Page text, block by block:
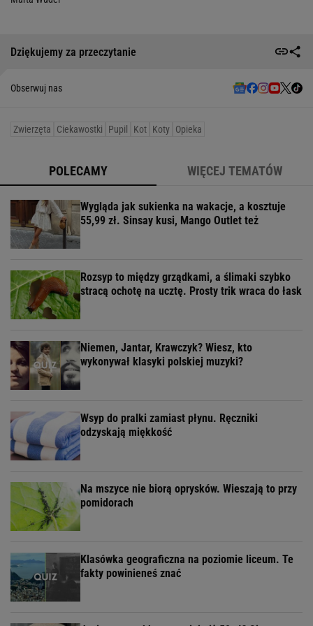
Dziękujemy za przeczytanie
Obserwuj nas
Zwierzęta Ciekawostki Pupil Kot Koty Opieka
POLECAMY WIĘCEJ TEMATÓW
Wygląda jak sukienka na wakacje, a kosztuje
55,99 zł. Sinsay kusi, Mango Outlet też
Rozsyp to między grządkami, a ślimaki szybko
stracą ochotę na ucztę. Prosty trik wraca do łask
Niemen, Jantar, Krawczyk? Wiesz, kto
wykonywał klasyki polskiej muzyki?
Wsyp do pralki zamiast płynu. Ręczniki
odzyskają miękkość
Na mszyce nie biorą oprysków. Wieszają to przy
pomidorach
Klasówka geograficzna na poziomie liceum. Te
fakty powinieneś znać